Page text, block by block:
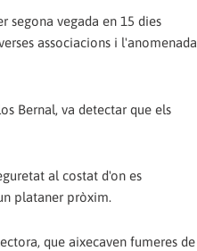
segona vegada en 15 dies
associacions i l'anomenada
Bernal, va detectar que els
al costat d'on es
plataner pròxim.
que aixecaven fumeres de